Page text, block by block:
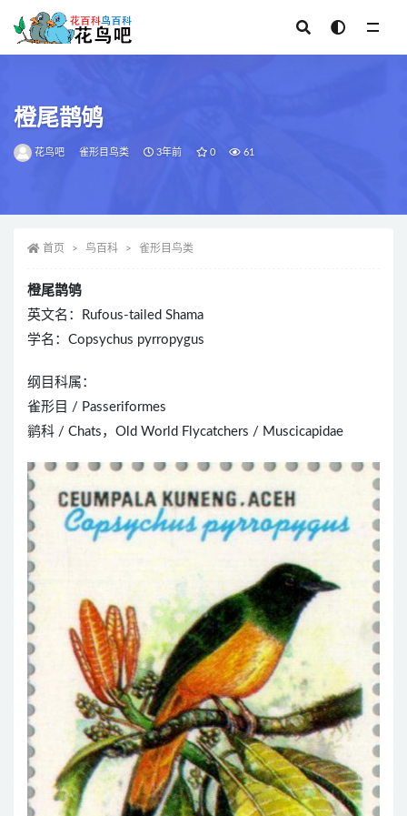
橙尾鹊鸲
花鸟吧 雀形目鸟类 3年前 0 61
首页 鸟百科 雀形目鸟类
橙尾鹊鸲
英文名：Rufous-tailed Shama
学名：Copsychus pyrropygus
纲目科属：
雀形目 / Passeriformes
鹟科 / Chats，Old World Flycatchers / Muscicapidae